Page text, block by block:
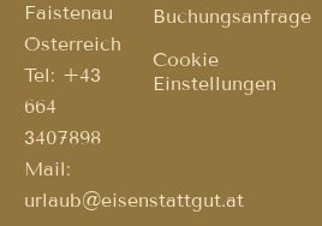
Faistenau
Österreich
Tel: +43
664
3407898
Mail:
urlaub@eisenstattgut.at
Buchungsanfrage
Cookie
Einstellungen